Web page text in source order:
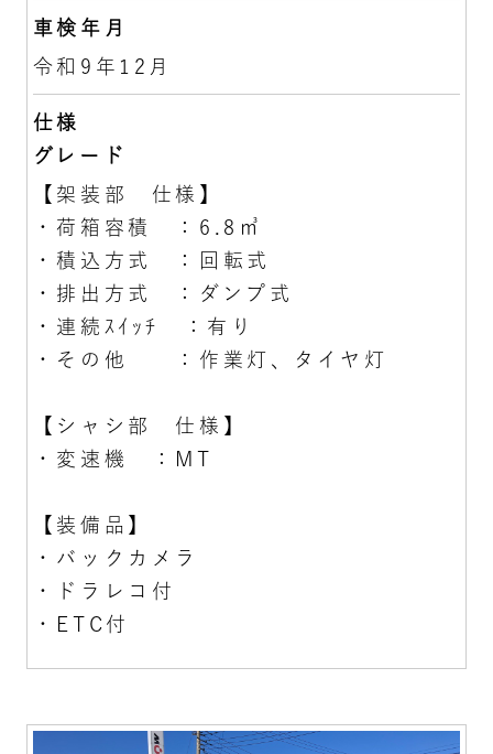
車検年月
令和9年12月
仕様
グレード
【架装部 仕様】
・荷箱容積 ：6.8㎥
・積込方式 ：回転式
・排出方式 ：ダンプ式
・連続ｽｲｯﾁ ：有り
・その他 ：作業灯、タイヤ灯
【シャシ部 仕様】
・変速機 ：MT
【装備品】
・バックカメラ
・ドラレコ付
・ETC付